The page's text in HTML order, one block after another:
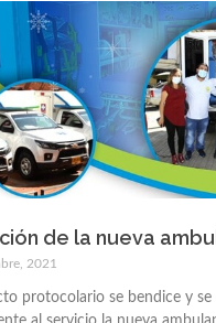
de la nueva
2021
protocolario se bendice y se